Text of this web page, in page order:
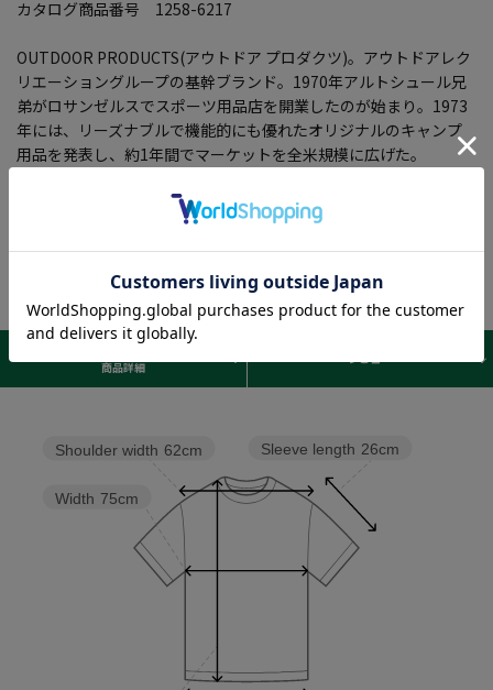
カタログ商品番号 1258-6217
OUTDOOR PRODUCTS(アウトドア プロダクツ)。アウトドアレク
リエーショングループの基幹ブランド。1970年アルトシュール兄
弟がロサンゼルスでスポーツ用品店を開業したのが始まり。1973
年には、リーズナブルで機能的にも優れたオリジナルのキャンプ
用品を発表し、約1年間でマーケットを全米規模に広げた。
商品詳細
Sleeve length 26cm
Width 75cm
Shoulder width 62cm